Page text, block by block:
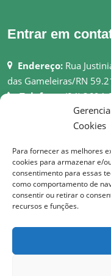
Cookies
Para fornecer as melhores
cookies para armazenar e/
consentimento para essas
como comportamento de
consentir ou retirar o
recursos e funções.
Entrar em
Endereço: Rua
das Gameleiras/RN
Telefone:(84) 3694-
http://
Atendimento ao